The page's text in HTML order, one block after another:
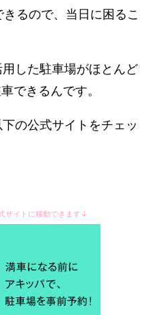
きるので、当日に困るこ
した駐車場がほとんど
できるんです。
の公式サイトをチェッ
サイトに移動できます↓